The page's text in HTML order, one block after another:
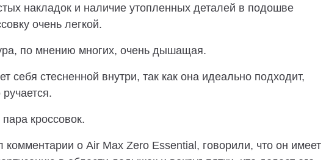
накладок и наличие утопленных деталей в подошве
очень легкой.
по мнению многих, очень дышащая.
себя стесненной внутри, так как она идеально подходит,
кроссовок.
комментарии о Air Max Zero Essential, говорили, что он имеет